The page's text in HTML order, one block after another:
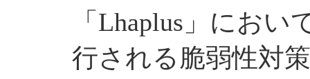
「Lhaplus」にお
行される脆弱性対